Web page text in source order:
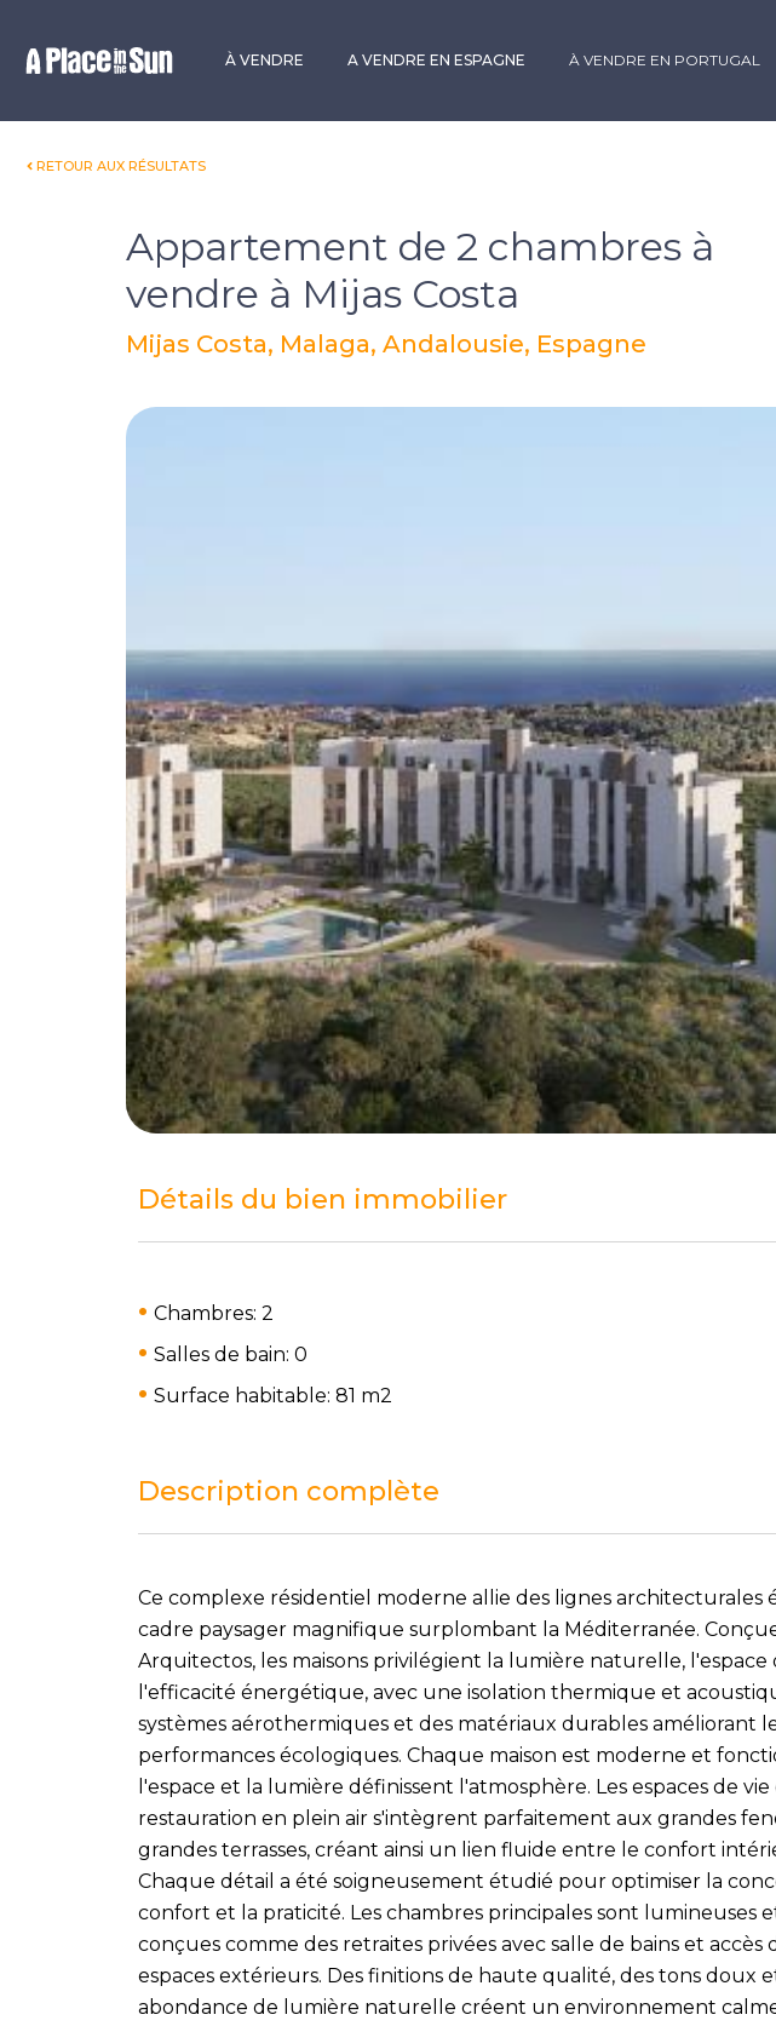
À VENDRE A VENDRE EN ESPAGNE À VENDRE EN PORTUGAL
RETOUR AUX RÉSULTATS
Appartement de 2 chambres à
vendre à Mijas Costa
Mijas Costa, Malaga, Andalousie, Espagne
Détails du bien immobilier
Chambres: 2
Salles de bain: 0
Surface habitable: 81 m2
Description complète
Ce complexe résidentiel moderne allie des lignes architecturales
cadre paysager magnifique surplombant la Méditerranée.
Arquitectos, les maisons privilégient la lumière naturelle,
l'efficacité énergétique, avec une isolation thermique et
systèmes aérothermiques et des matériaux durables améliorant
performances écologiques. Chaque maison est moderne et
l'espace et la lumière définissent l'atmosphère. Les espaces de vie
restauration en plein air s'intègrent parfaitement aux grandes
grandes terrasses, créant ainsi un lien fluide entre le confort
Chaque détail a été soigneusement étudié pour optimiser la
confort et la praticité. Les chambres principales sont lumineuses
conçues comme des retraites privées avec salle de bains et accès
espaces extérieurs. Des finitions de haute qualité, des tons doux
abondance de lumière naturelle créent un environnement